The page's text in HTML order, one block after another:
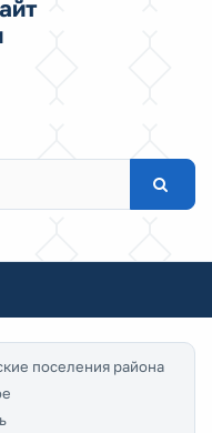
поселения района